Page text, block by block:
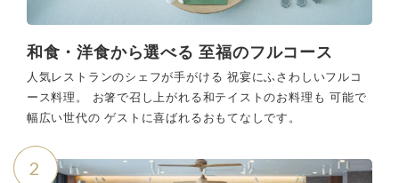
和食・洋食から選べる 至福のフルコース
人気レストランのシェフが手がける 祝宴にふさわしいフルコ
ース料理。 お箸で召し上がれる和テイストのお料理も 可能で
幅広い世代の ゲストに喜ばれるおもてなしです。
2